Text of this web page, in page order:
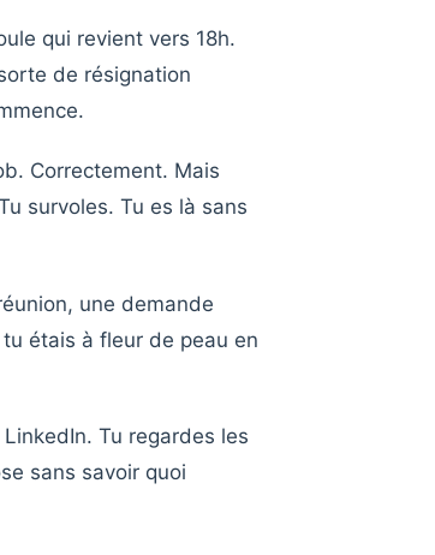
qui revient vers 18h.
de résignation
Correctement. Mais
survoles. Tu es là sans
une demande
étais à fleur de peau en
Tu regardes les
sans savoir quoi